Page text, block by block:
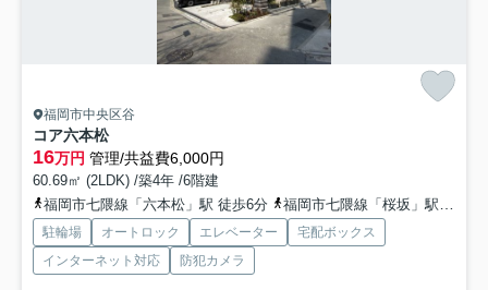
福岡市中央区谷
コア六本松
16万円 管理/共益費6,000円
60.69㎡ (2LDK) /築4年 /6階建
福岡市七隈線「六本松」駅 徒歩6分
福岡市七隈線「桜坂」駅 徒歩8分
駐輪場 オートロック エレベーター
宅配ボックス
インターネット対応
防犯カメラ